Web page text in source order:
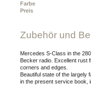
Farbe
Preis
Zubehör und
Mercedes S-Class in the
Becker radio. Excellent rust
corners and edges.
Beautiful state of the largely
in the present service book,